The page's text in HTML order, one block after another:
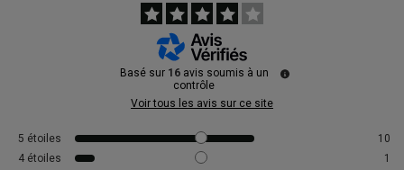
Basé sur 16 avis soumis à un
contrôle
Voir tous les avis sur ce site
5 étoiles
10
4 étoiles
1